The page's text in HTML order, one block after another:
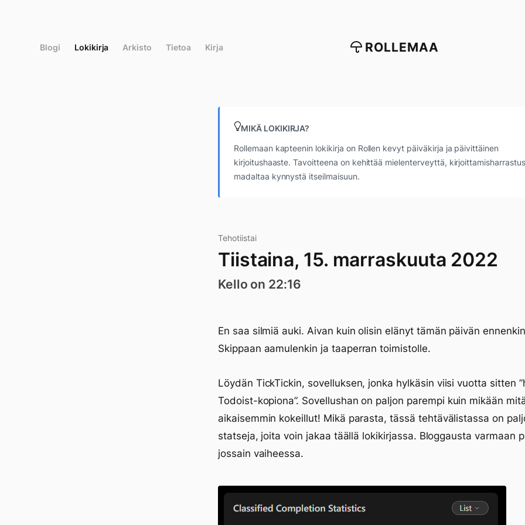
Blogi Lokikirja Arkisto Tietoa Kirja ROLLEMAA
MIKÄ LOKIKIRJA?
Rollemaan kapteenin lokikirja on Rollen kevyt päiväkirja ja päivittäinen
kirjoitushaaste. Tavoitteena on kehittää mielenterveyttä,
madaltaa kynnystä itseilmaisuun.
Tehotiistai
Tiistaina, 15. marraskuuta 2022
Kello on 22:16
En saa silmiä auki. Aivan kuin olisin elänyt tämän päivän
Skippaan aamulenkin ja taaperran toimistolle.
Löydän TickTickin, sovelluksen, jonka hylkäsin viisi vuotta sitten
Todoist-kopiona”. Sovellushan on paljon parempi kuin mikään
aikaisemmin kokeillut! Mikä parasta, tässä tehtävälistassa on
statseja, joita voin jakaa täällä lokikirjassa. Bloggausta varmaan
jossain vaiheessa.